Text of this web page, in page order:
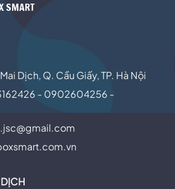
SMART
Dịch, Q. Cầu Giấy, TP. Hà Nội
- 0902604256 -